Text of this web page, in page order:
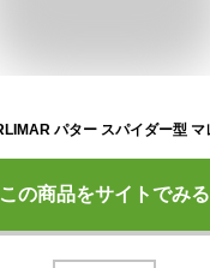
この商品をサイトでみる